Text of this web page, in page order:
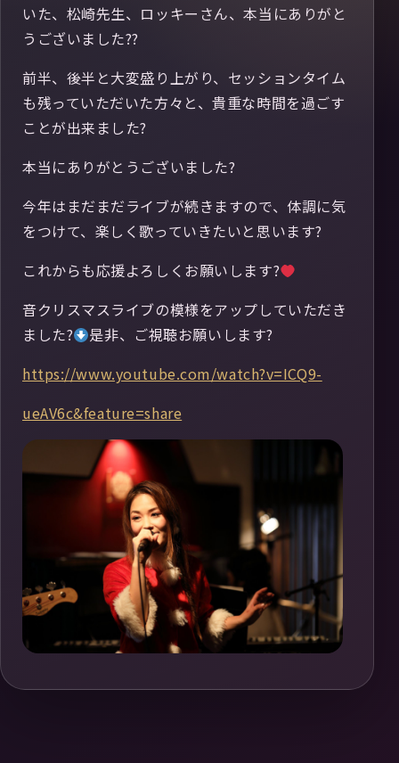
いた、松崎先生、ロッキーさん、本当にありがと
うございました??
前半、後半と大変盛り上がり、セッションタイム
も残っていただいた方々と、貴重な時間を過ごす
ことが出来ました?
本当にありがとうございました?
今年はまだまだライブが続きますので、体調に気
をつけて、楽しく歌っていきたいと思います?
これからも応援よろしくお願いします?
音クリスマスライブの模様をアップしていただき
ました?
是非、ご視聴お願いします?
https://www.youtube.com/watch?v=ICQ9-
ueAV6c&feature=share